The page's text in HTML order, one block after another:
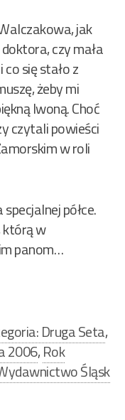
jak
czy mała
się stało z
żeby mi
Iwoną. Choć
czytali powieści
w roli
półce.
którą w
panom…
Druga Seta,
2006,Rok
Śląsk